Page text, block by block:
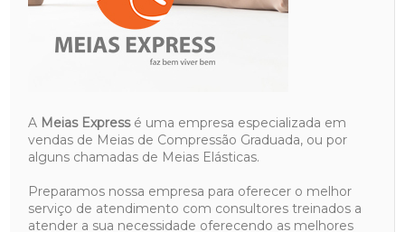
A Meias Expressé uma empresa especializada em
vendas de Meias de Compressão Graduada, ou por
alguns chamadas de Meias Elásticas.
Preparamos nossa empresa para oferecer o melhor
serviço de atendimento com consultores treinados a
atender a sua necessidade oferecendo as melhores